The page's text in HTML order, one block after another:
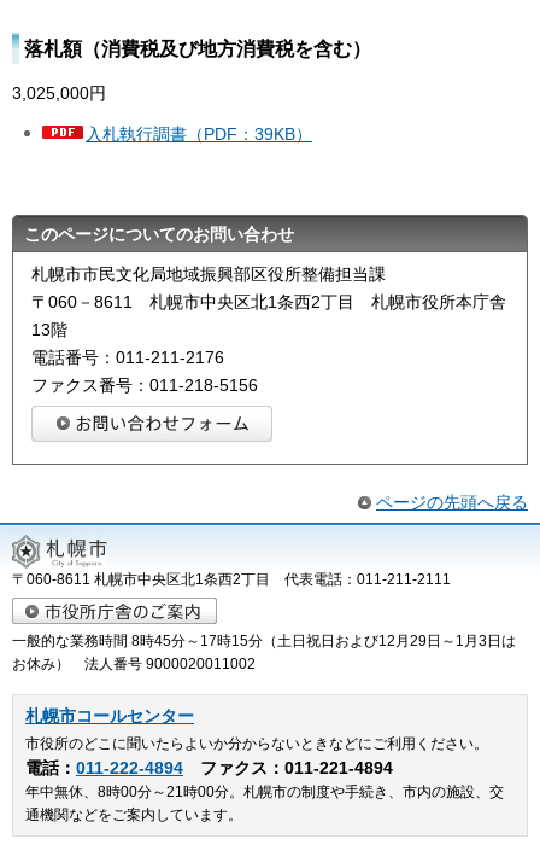
落札額（消費税及び地方消費税を含む）
3,025,000円
入札執行調書（PDF：39KB）
このページについてのお問い合わせ
札幌市市民文化局地域振興部区役所整備担当課
〒060－8611 札幌市中央区北1条西2丁目 札幌市役所本庁舎
13階
電話番号：011-211-2176
ファクス番号：011-218-5156
ページの先頭へ戻る
〒060-8611 札幌市中央区北1条西2丁目 代表電話：011-211-2111
一般的な業務時間 8時45分～17時15分（土日祝日および12月29日～1月3日は
お休み） 法人番号 9000020011002
札幌市コールセンター
市役所のどこに聞いたらよいか分からないときなどにご利用ください。
電話： 011-222-4894 ファクス：011-221-4894
年中無休、8時00分～21時00分。札幌市の制度や手続き、市内の施設、交
通機関などをご案内しています。